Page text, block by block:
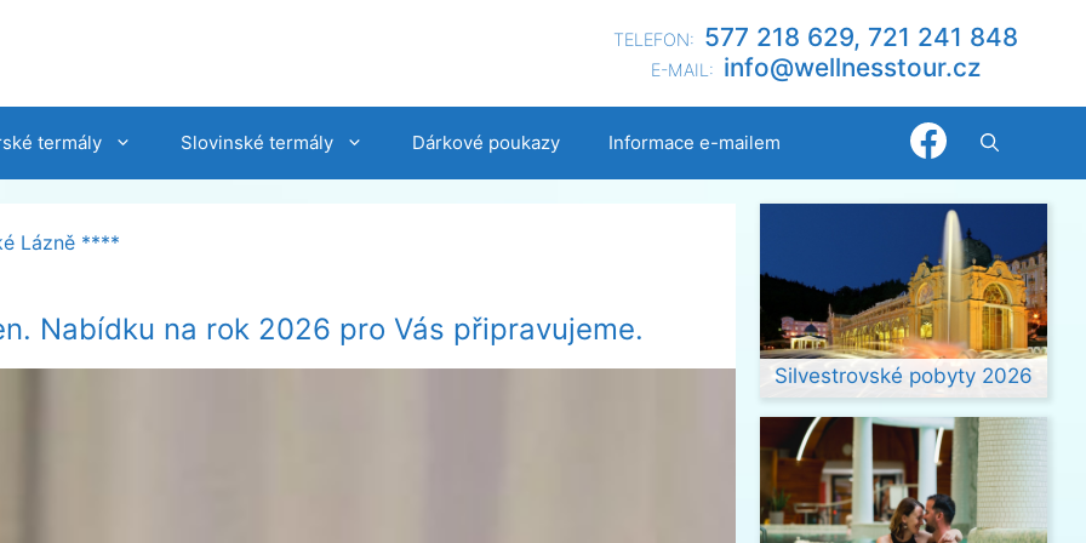
TELEFON: 577 218 629, 721 241 848
E-MAIL: zc.ru
otsse
nllew
@ofni
termály Slovinské termály Dárkové poukazy Informace e-mailem
Lázně ****
Nabídku na rok 2026 pro Vás připravujeme.
Silvestrovské pobyty 2026